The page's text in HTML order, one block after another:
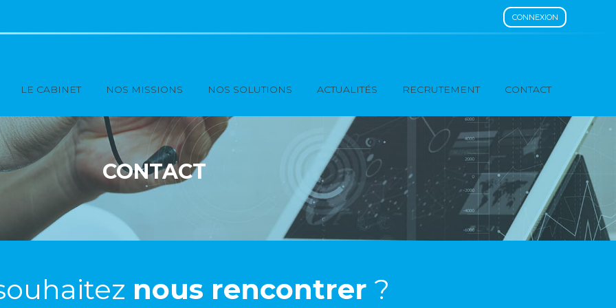
CONNEXION
Principal
LE CABINET NOS MISSIONS NOS SOLUTIONS ACTUALITÉS RECRUTEMENT CONTACT
CONTACT
nous rencontrer ?